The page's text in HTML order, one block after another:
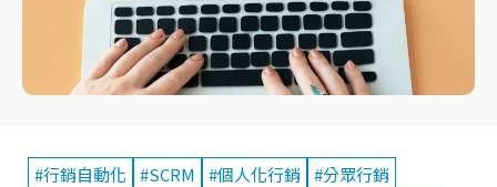
#行銷自動化 #SCRM #個人化行銷
#分眾行銷